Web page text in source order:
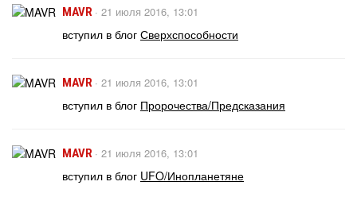
MAVR · 21 июля 2016, 13:01
вступил в блог Сверхспособности
MAVR · 21 июля 2016, 13:01
вступил в блог Пророчества/Предсказания
MAVR · 21 июля 2016, 13:01
вступил в блог UFO/Инопланетяне